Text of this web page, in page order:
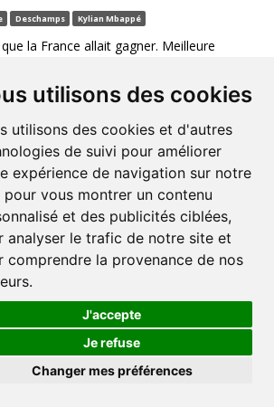
utilisons des cookies
utilisons des cookies et d'autres
de suivi pour améliorer
expérience de navigation sur notre
pour vous montrer un contenu
et des publicités ciblées,
analyser le trafic de notre site et
comprendre la provenance de nos
J'accepte
Je refuse
Changer mes préférences
Deschamps Kylian Mbappé
la France allait gagner. Meilleure
à huit buts, Dembélé lancé, Olise
rampe de lancement, Barcola et Doué en
charnière Upamecano-Saliba stabilisée:
l’étiquette du favori total. Même le